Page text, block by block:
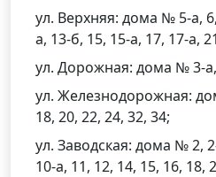
ул. Верхняя: дома № 5-а,
а, 13-б, 15, 15-а, 17, 17-а,
ул. Дорожная: дома № 3-а,
ул. Железнодорожная:
18, 20, 22, 24, 32, 34;
ул. Заводская: дома № 2,
10-а, 11, 12, 14, 15, 16, 18,